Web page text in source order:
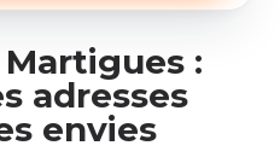
:
adresses
envies